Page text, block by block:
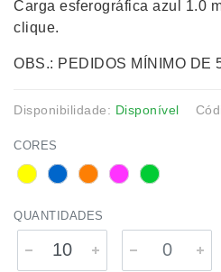
Carga esferográfica azul 1.0
clique.
OBS.: PEDIDOS MÍNIMO DE
Disponibilidade: Disponível
CORES
QUANTIDADES